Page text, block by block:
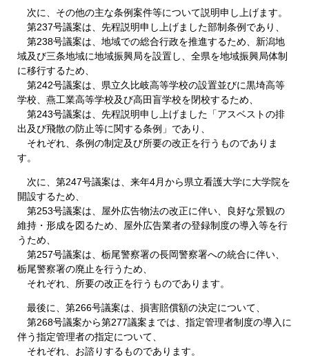
次に、その他の主な条例案件等について説明申し上げます。
第237号議案は、先程説明申し上げました部制条例であり、
第238号議案は、地域での総合行政を推進するため、新潟地
域及び三条地域に地域振興局を設置し、全県を地域振興局体制
に移行するため、
第242号議案は、県立久比岐高等学校の設置並びに黒埼高等
学校、燕工業高等学校及び高田盲学校を閉校するため、
第243号議案は、先程説明申し上げました「アスベストの排
出及び飛散の防止等に関する条例」であり、
それぞれ、条例の制定及び所要の改正を行うものでありま
す。
次に、第247号議案は、来年4月から県立看護大学に大学院を
開設するため、
第253号議案は、屋外広告物法の改正に伴い、良好な景観の
維持・形成を図るため、屋外広告業者の登録制度の導入等を行
うため、
第257号議案は、栃尾警察署の長岡警察署への統合に伴い、
栃尾警察署の廃止を行うため、
それぞれ、所要の改正を行うものであります。
最後に、第266号議案は、損害賠償額の決定について、
第268号議案から第277議案までは、指定管理者制度の導入に
伴う指定管理者の指定について、
それぞれ、お諮りするものであります。